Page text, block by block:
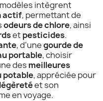
intègrent
actif, permettant de
odeurs de chlore, ainsi
et pesticides.
, d’unegourde de
portable, choisir
des meilleures
potable, appréciée pour
légèretéet son
en voyage.